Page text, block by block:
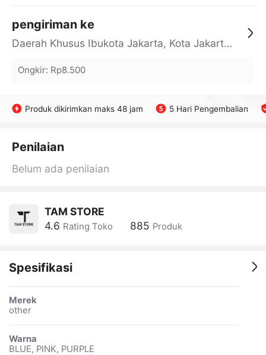
pengiriman ke
Daerah Khusus Ibukota Jakarta, Kota Jakarta Barat, Cengkareng, yy
Ongkir: Rp8.500
Produk dikirimkan maks 48 jam 5 Hari Pengembalian
Penilaian
Belum ada penilaian
TAM STORE
4.6 Rating Toko 885 Produk
Spesifikasi
Merek
other
Warna
BLUE, PINK, PURPLE